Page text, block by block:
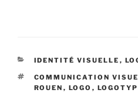
CATÉGORIES
IDENTITÉ VISUELLE ,
ÉTIQUETTES
COMMUNICATION
ROUEN , LOGO ,